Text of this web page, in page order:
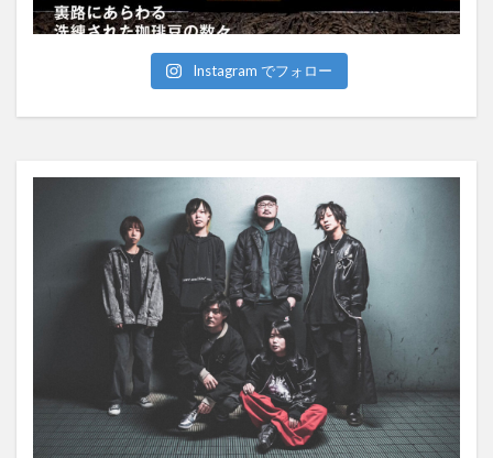
Instagram でフォロー